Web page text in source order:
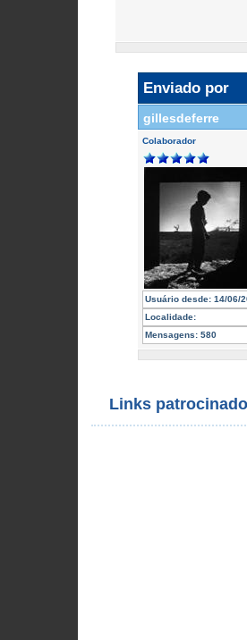
Enviado por
gillesdeferre
Colaborador
Usuário desde: 14/06/
Localidade:
Mensagens: 580
Links